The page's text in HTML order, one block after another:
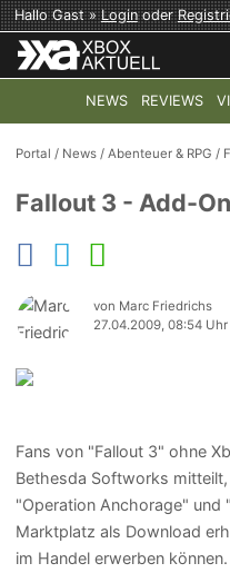
Hallo Gast »Loginoder
NEWS REVIEWS
TOP-THEMEN: COD:
Portal / News /Abenteuer & RPG /
Fallout 3 - Add-
von Marc Friedrichs
27.04.2009, 08:54 Uhr
Fans von "Fallout 3" ohne
Bethesda Softworks
"Operation Anchorage" und
Marktplatz als Download
im Handel erwerben